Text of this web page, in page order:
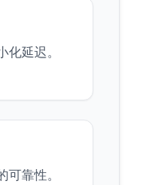
延迟。
靠性。